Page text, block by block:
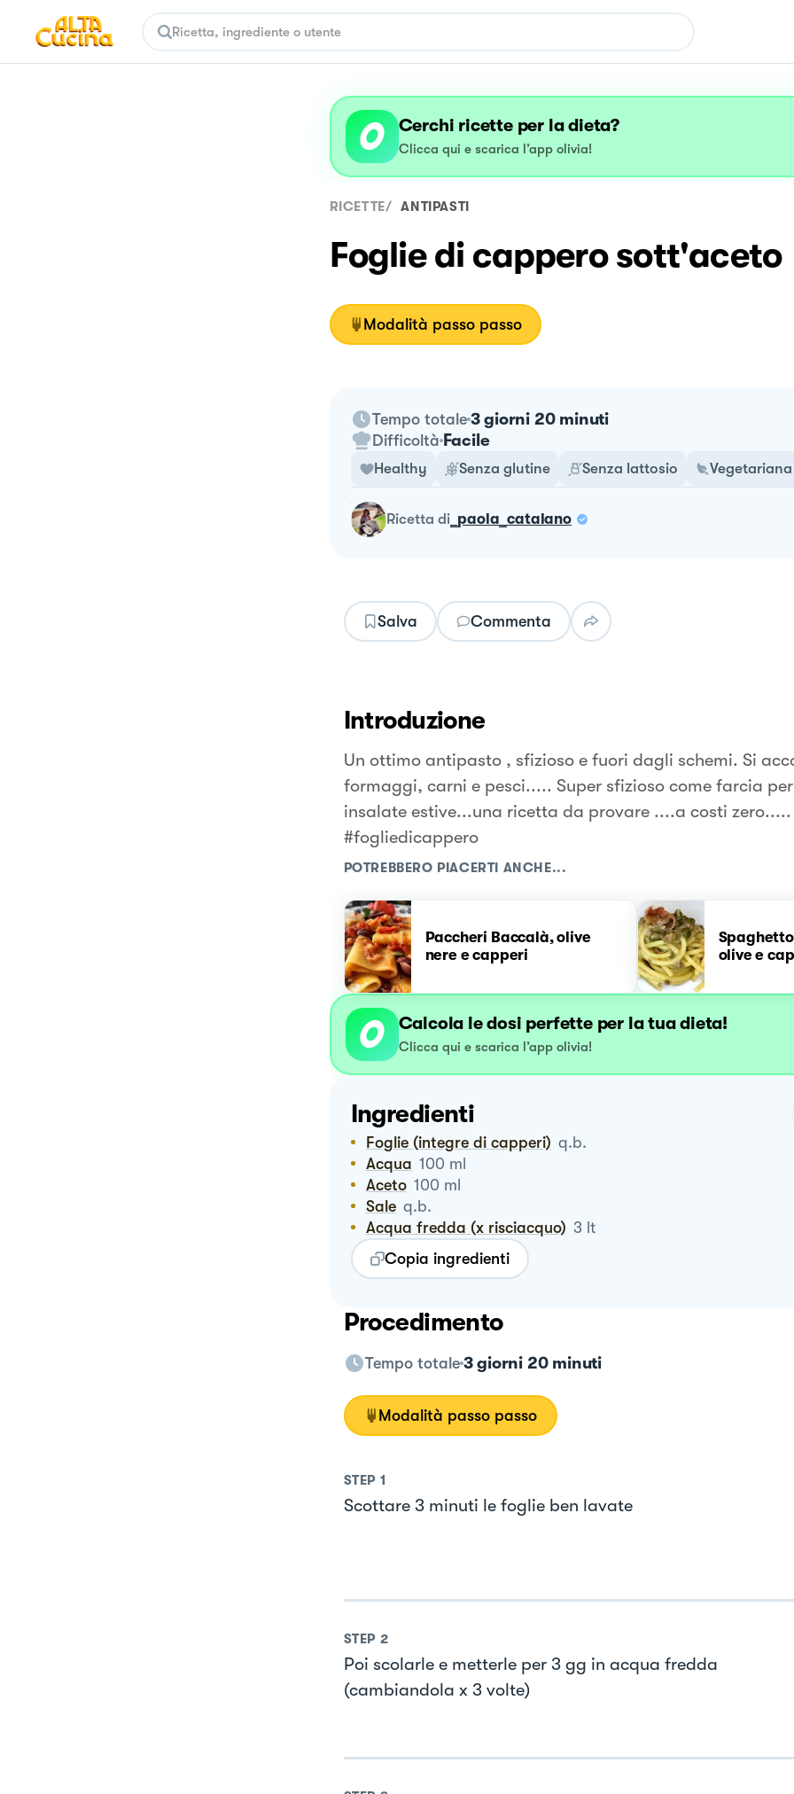
Cerchi ricette per la dieta?
Clicca qui e scarica l’app olivia!
RICETTE/ ANTIPASTI
Foglie di cappero sott'aceto
Modalità passo passo
Tempo totale 3 giorni 20 minuti
Difficoltà Facile
Healthy Senza glutine Senza lattosio Vegetariana
ricetta di_paola_catalano
Salva Commenta
Introduzione
Un ottimo antipasto , sfizioso e fuori dagli schemi. Si
formaggi, carni e pesci..... Super sfizioso come farcia
insalate estive...una ricetta da provare ....a costi zero.....
#fogliedicappero
POTREBBERO PIACERTI ANCHE...
Paccheri Baccalà, olive
nere e capperi
olive e
Calcola le dosi perfette per la tua dieta!
Clicca qui e scarica l’app olivia!
Ingredienti
Foglie (integre di capperi) q.b.
Acqua 100 ml
Aceto 100 ml
Sale q.b.
Acqua fredda (x risciacquo) 3 lt
Copia ingredienti
Procedimento
Tempo totale 3 giorni 20 minuti
Modalità passo passo
STEP 1
Scottare 3 minuti le foglie ben lavate
STEP 2
Poi scolarle e metterle per 3 gg in acqua fredda
(cambiandola x 3 volte)